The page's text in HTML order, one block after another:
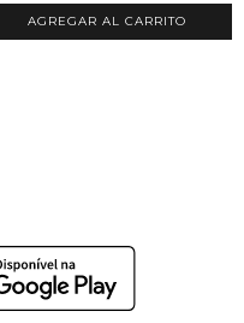
AGREGAR AL CARRITO